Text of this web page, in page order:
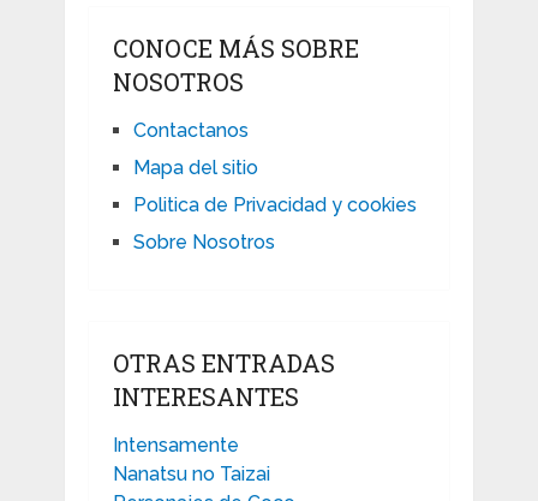
CONOCE MÁS SOBRE
NOSOTROS
Contactanos
Mapa del sitio
Politica de Privacidad y cookies
Sobre Nosotros
OTRAS ENTRADAS
INTERESANTES
Intensamente
Nanatsu no Taizai